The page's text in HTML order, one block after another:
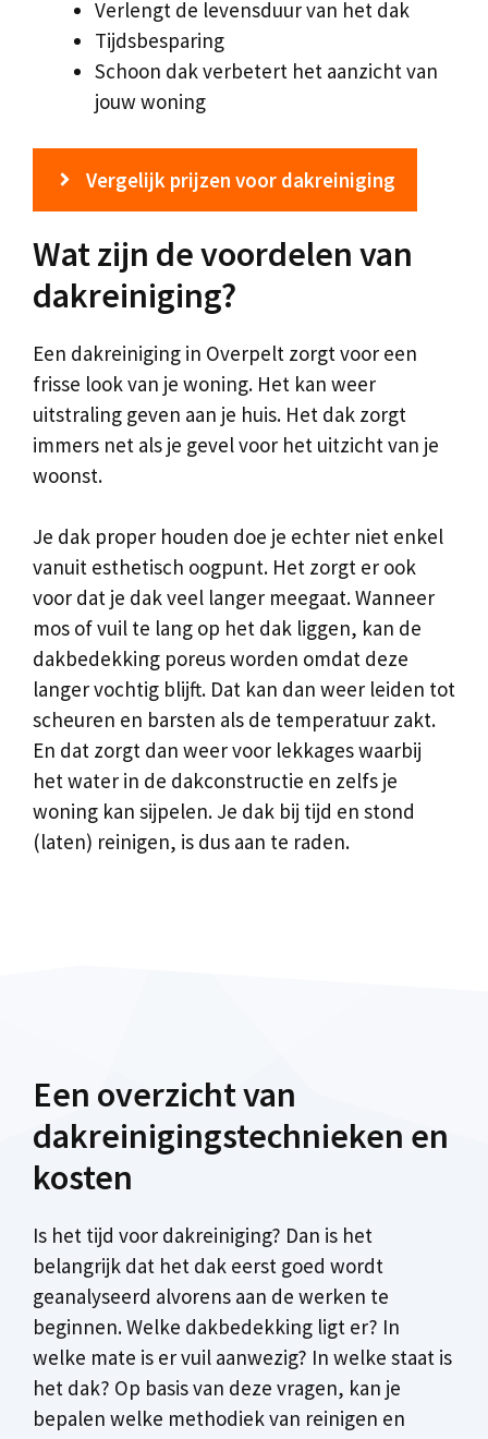
Verlengt de levensduur van het dak
Tijdsbesparing
Schoon dak verbetert het aanzicht van
jouw woning
Vergelijk prijzen voor dakreiniging
Wat zijn de voordelen van
dakreiniging?
Een dakreiniging in Overpelt zorgt voor een
frisse look van je woning. Het kan weer
uitstraling geven aan je huis. Het dak zorgt
immers net als je gevel voor het uitzicht van je
woonst.
Je dak proper houden doe je echter niet enkel
vanuit esthetisch oogpunt. Het zorgt er ook
voor dat je dak veel langer meegaat. Wanneer
mos of vuil te lang op het dak liggen, kan de
dakbedekking poreus worden omdat deze
langer vochtig blijft. Dat kan dan weer leiden tot
scheuren en barsten als de temperatuur zakt.
En dat zorgt dan weer voor lekkages waarbij
het water in de dakconstructie en zelfs je
woning kan sijpelen. Je dak bij tijd en stond
(laten) reinigen, is dus aan te raden.
Een overzicht van
dakreinigingstechnieken en
kosten
Is het tijd voor dakreiniging? Dan is het
belangrijk dat het dak eerst goed wordt
geanalyseerd alvorens aan de werken te
beginnen. Welke dakbedekking ligt er? In
welke mate is er vuil aanwezig? In welke staat is
het dak? Op basis van deze vragen, kan je
bepalen welke methodiek van reinigen en